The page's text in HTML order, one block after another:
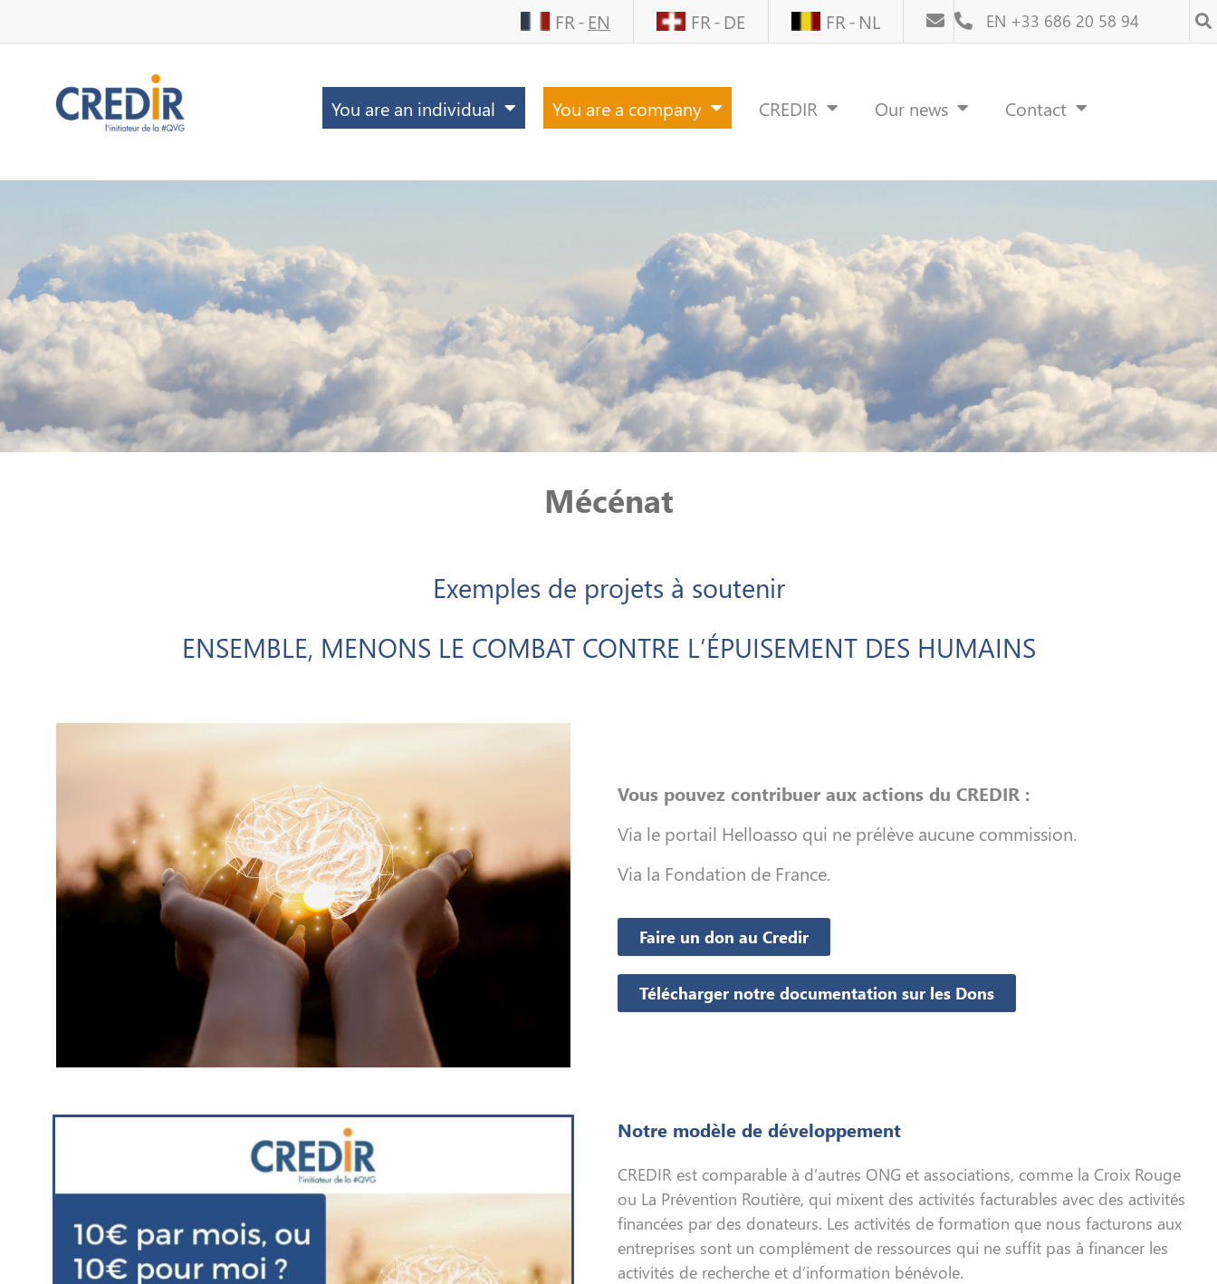
FR EN FR DE FR NL EN +33 686 20 58 94
You are an individual You are a company CREDIR Our news Contact
Mécénat
Exemples de projets à soutenir
ENSEMBLE, MENONS LE COMBAT CONTRE L’ÉPUISEMENT DES HUMAINS
Vous pouvez contribuer aux actions du CREDIR :
Via le portail Helloasso qui ne prélève aucune commission.
Via la Fondation de France.
Faire un don au Credir
Télécharger notre documentation sur les Dons
Notre modèle de développement
CREDIR est comparable à d’autres ONG et associations, comme la Croix Rouge
ou La Prévention Routière, qui mixent des activités facturables avec des activités
financées par des donateurs. Les activités de formation que nous facturons aux
entreprises sont un complément de ressources qui ne suffit pas à financer les
activités de recherche et d’information bénévole.